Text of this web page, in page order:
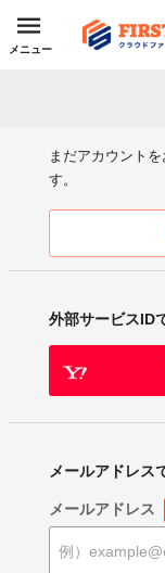
メニュー
まだアカウント
す。
外部サービスID
メールアドレス
メールアドレス